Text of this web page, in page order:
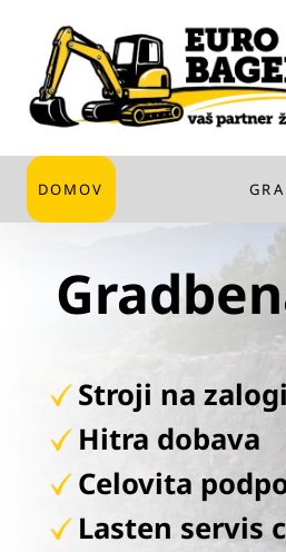
DOMOV
Stroji na zalogi
Hitra dobava
Celovita
Lasten servis